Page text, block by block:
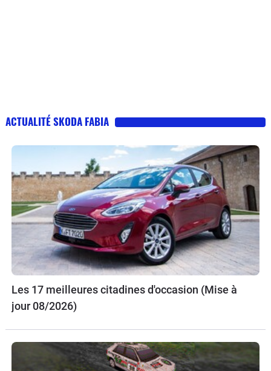
ACTUALITÉ SKODA FABIA
Les 17 meilleures citadines d'occasion (Mise à
jour 08/2026)